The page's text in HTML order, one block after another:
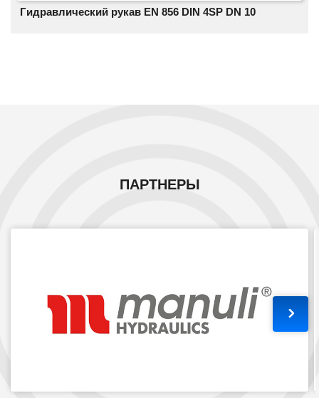
Гидравлический рукав EN 856 DIN 4SP DN 10
ПАРТНЕРЫ